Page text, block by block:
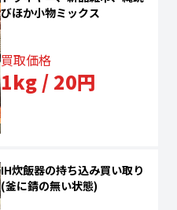
びほか小物ミックス
買取価格
1kg / 20円
IH炊飯器の持ち込み買い取り
(釜に錆の無い状態)